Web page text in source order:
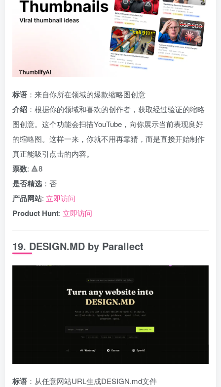
标语 ：来自你所在领域的爆款缩略图创意
介绍 ：根据你的领域和喜欢的创作者，获取经过验证的缩略
图创意。这个功能会扫描YouTube，向你展示当前表现良好
的缩略图。这样一来，你就不用再靠猜，而是直接开始制作
真正能吸引点击的内容。
票数: 🔺8
是否精选 ：否
产品网站: 立即访问
Product Hunt: 立即访问
19. DESIGN.MD by Parallect
标语 ：从任意网站URL生成DESIGN.md文件